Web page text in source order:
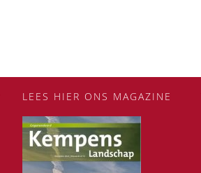
LEES HIER ONS MAGAZINE